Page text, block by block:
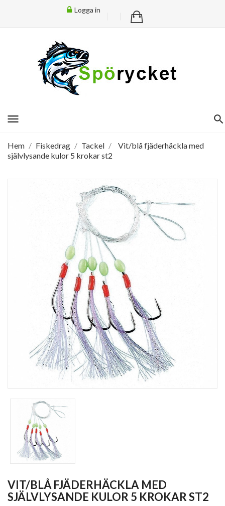
Logga in
menu
Hem Fiskedrag Tackel
Vit/blå fjäderhäckla med
självlysande kulor 5 krokar st2
VIT/BLÅ FJÄDERHÄCKLA MED
SJÄLVLYSANDE KULOR 5 KROKAR ST2